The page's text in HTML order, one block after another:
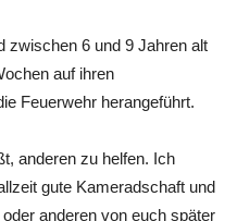
zwischen 6 und 9 Jahren alt
auf ihren
Feuerwehr herangeführt.
anderen zu helfen. Ich
gute Kameradschaft und
anderen von euch später